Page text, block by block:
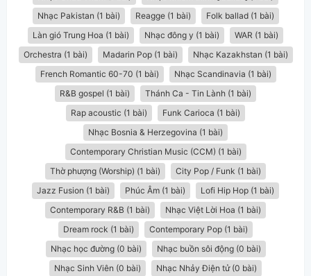
Nhạc Pakistan (1 bài)
Reagge (1 bài)
Folk ballad (1 bài)
Làn gió Trung Hoa (1 bài)
Nhạc đông y (1 bài)
WAR (1 bài)
Orchestra (1 bài)
Madarin Pop (1 bài)
Nhạc Kazakhstan (1 bài)
French Romantic 60-70 (1 bài)
Nhạc Scandinavia (1 bài)
R&B gospel (1 bài)
Thánh Ca - Tin Lành (1 bài)
Rap acoustic (1 bài)
Funk Carioca (1 bài)
Nhạc Bosnia & Herzegovina (1 bài)
Contemporary Christian Music (CCM) (1 bài)
Thờ phượng (Worship) (1 bài)
City Pop / Funk (1 bài)
Jazz Fusion (1 bài)
Phúc Âm (1 bài)
Lofi Hip Hop (1 bài)
Contemporary R&B (1 bài)
Nhạc Việt Lời Hoa (1 bài)
Dream rock (1 bài)
Contemporary Pop (1 bài)
Nhạc học đường (0 bài)
Nhạc buồn sôi động (0 bài)
Nhạc Sinh Viên (0 bài)
Nhạc Nhảy Điện tử (0 bài)